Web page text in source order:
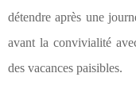
détendre après une
avant la convivialité
des vacances paisibles.